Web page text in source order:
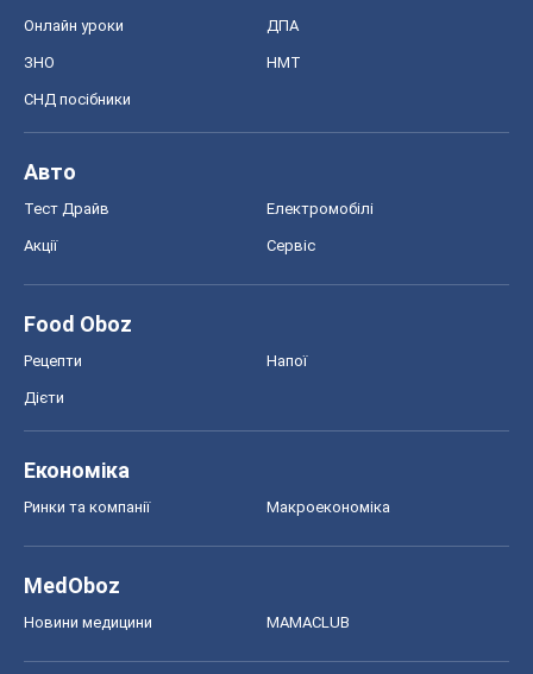
Онлайн уроки ДПА
ЗНО НМТ
СНД посібники
Авто
Тест Драйв Електромобілі
Акції Сервіс
Food Oboz
Рецепти Напої
Дієти
Економіка
Ринки та компанії Макроекономіка
MedOboz
Новини медицини MAMACLUB